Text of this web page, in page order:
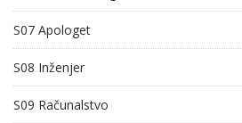
S07 Apologet
S08 Inženjer
S09 Računalstvo